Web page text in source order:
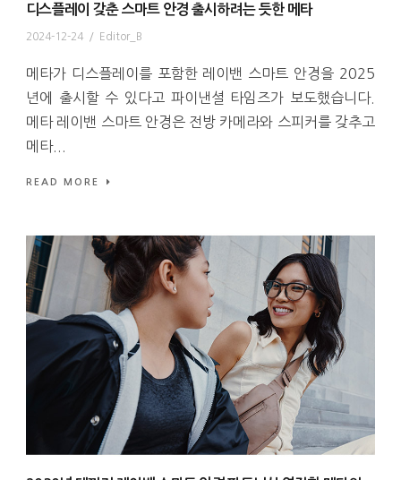
디스플레이 갖춘 스마트 안경 출시하려는 듯한 메타
2024-12-24 / Editor_B
메타가 디스플레이를 포함한 레이밴 스마트 안경을 2025
년에 출시할 수 있다고 파이낸셜 타임즈가 보도했습니다.
메타 레이밴 스마트 안경은 전방 카메라와 스피커를 갖추고
메타...
READ MORE